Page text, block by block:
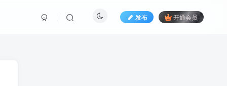
发布 开通会员